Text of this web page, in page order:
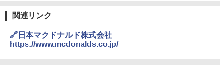
し 塩らーめん 108g×10袋 保存食 備蓄
高効率 15L 一人暮らし 二人暮らし スチ
ーム調理 フラットテーブル トースト機
能 自動メニュー33種 簡単お手入れ ブラ
関連リンク
🔗日本マクドナルド株式会社
https://www.mcdonalds.co.jp/